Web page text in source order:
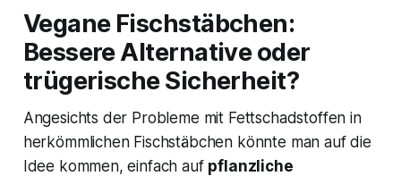
Vegane Fischstäbchen:
Bessere Alternative oder
trügerische Sicherheit?
Angesichts der Probleme mit Fettschadstoffen in
herkömmlichen Fischstäbchen könnte man auf die
Idee kommen, einfach auf pflanzliche